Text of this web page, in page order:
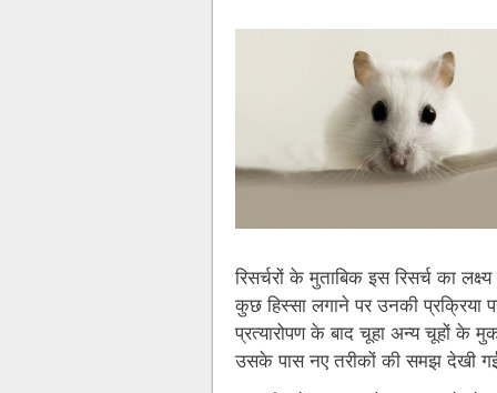
रिसर्चरों के मुताबिक इस रिसर्च का
कुछ हिस्सा लगाने पर उनकी प्रक्रिया
प्रत्यारोपण के बाद चूहा अन्य चूहों के
उसके पास नए तरीकों की समझ देखी